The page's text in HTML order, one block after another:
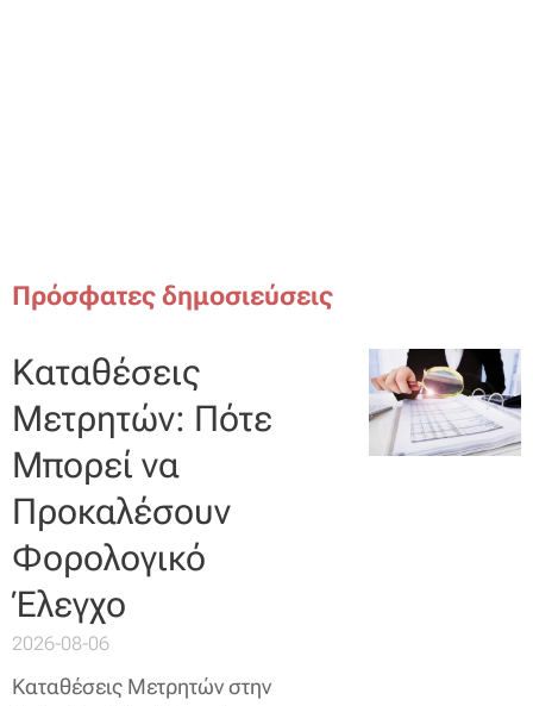
Πρόσφατες δημοσιεύσεις
Καταθέσεις
Μετρητών: Πότε
Μπορεί να
Προκαλέσουν
Φορολογικό
Έλεγχο
2026-08-06
Καταθέσεις Μετρητών στην